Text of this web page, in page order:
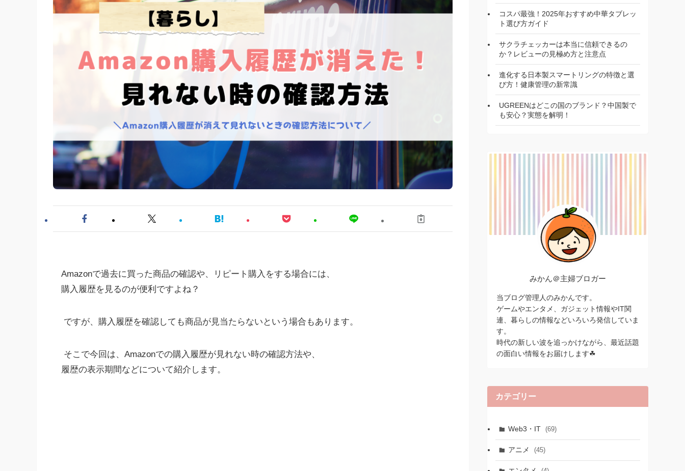
Amazonで過去に買った商品の確認や、リピート購入をする場合には、
購入履歴を見るのが便利ですよね？
ですが、購入履歴を確認しても商品が見当たらないという場合もあります。
そこで今回は、Amazonでの購入履歴が見れない時の確認方法や、
履歴の表示期間などについて紹介します。
コスパ最強！2025年おすすめ中華タブレッ
ト選び方ガイド
サクラチェッカーは本当に信頼できるの
か？レビューの見極め方と注意点
進化する日本製スマートリングの特徴と選
び方！健康管理の新常識
UGREENはどこの国のブランド？中国製で
も安心？実態を解明！
みかん＠主婦ブロガー
当ブログ管理人のみかんです。
ゲームやエンタメ、ガジェット情報やIT関
連、暮らしの情報などいろいろ発信していま
す。
時代の新しい波を追っかけながら、最近話題
の面白い情報をお届けします☘
カテゴリー
Web3・IT (69)
アニメ (45)